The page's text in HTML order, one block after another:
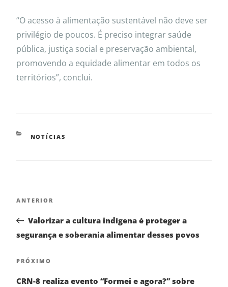
“O acesso à alimentação sustentável não deve ser
privilégio de poucos. É preciso integrar saúde
pública, justiça social e preservação ambiental,
promovendo a equidade alimentar em todos os
territórios”, conclui.
NOTÍCIAS
ANTERIOR
Valorizar a cultura indígena é proteger a
segurança e soberania alimentar desses povos
PRÓXIMO
CRN-8 realiza evento “Formei e agora?” sobre